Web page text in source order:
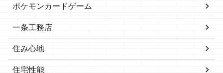
ポケモンカードゲーム
一条工務店
住み心地
住宅性能